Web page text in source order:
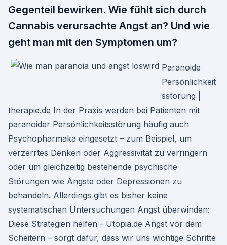
Gegenteil bewirken. Wie fühlt sich durch
Cannabis verursachte Angst an? Und wie
geht man mit den Symptomen um?
Paranoide
Persönlichkeit
sstörung |
therapie.de In der Praxis werden bei Patienten mit
paranoider Persönlichkeitsstörung häufig auch
Psychopharmaka eingesetzt – zum Beispiel, um
verzerrtes Denken oder Aggressivität zu verringern
oder um gleichzeitig bestehende psychische
Störungen wie Ängste oder Depressionen zu
behandeln. Allerdings gibt es bisher keine
systematischen Untersuchungen Angst überwinden:
Diese Strategien helfen - Utopia.de Angst vor dem
Scheitern – sorgt dafür, dass wir uns wichtige Schritte